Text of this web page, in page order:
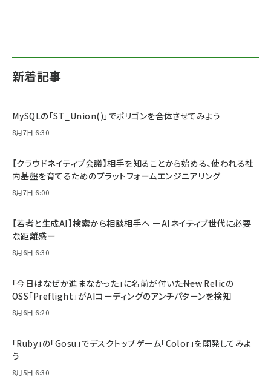
新着記事
MySQLの「ST_Union()」でポリゴンを合体させてみよう
8月7日 6:30
【クラウドネイティブ会議】相手を知ることから始める、使われる社
内基盤を育てるためのプラットフォームエンジニアリング
8月7日 6:00
【若者と生成AI】検索から相談相手へ ーAIネイティブ世代に必要
な距離感ー
8月6日 6:30
「今日はなぜか進まなかった」に名前が付いた――New Relicの
OSS「Preflight」がAIコーディングのアンチパターンを検知
8月6日 6:20
「Ruby」の「Gosu」でデスクトップゲーム「Color」を開発してみよ
う
8月5日 6:30